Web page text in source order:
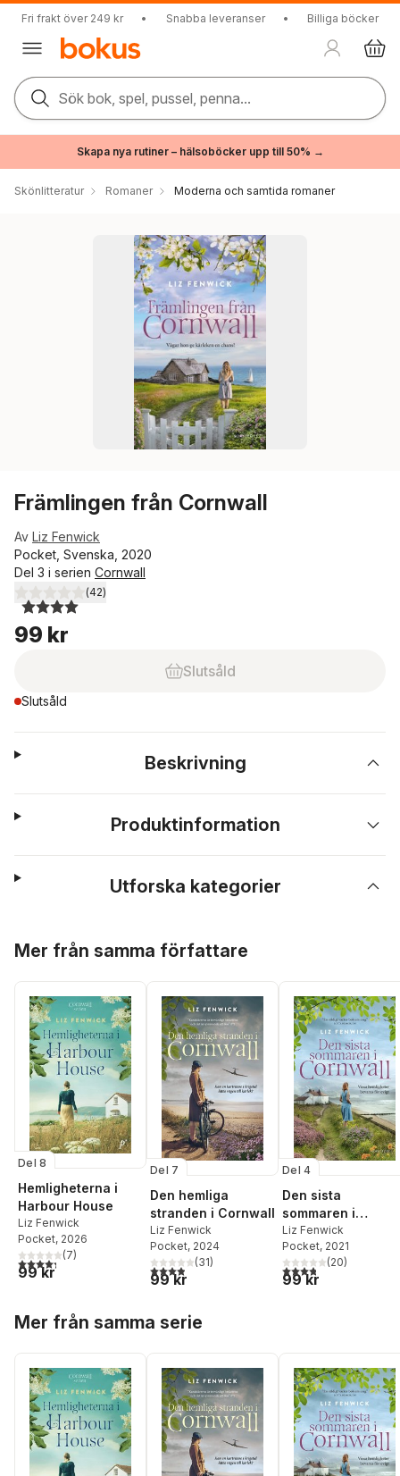
Fri frakt över 249 kr • Snabba leveranser • Billiga böcker
Sök bok, spel, pussel, penna...
Skapa nya rutiner – hälsoböcker upp till 50% →
Skönlitteratur Romaner Moderna och samtida romaner
Främlingen från Cornwall
Av Liz Fenwick
Pocket, Svenska, 2020
Del 3 i serien Cornwall
4,0utav 5 stjärnor. Totalt antal röster:
(42)
99 kr
Slutsåld
Slutsåld
Beskrivning
Produktinformation
Utforska kategorier
Mer från samma författare
Del 8
Hemligheterna i
Harbour House
Liz Fenwick
Pocket, 2026
4,3utav 5 stjärnor. Totalt antal röster:
(7)
99 kr
Del 7
Den hemliga
stranden i Cornwall
Liz Fenwick
Pocket, 2024
3,9utav 5 stjärnor. Totalt antal röster:
(31)
99 kr
Del 4
Den sista
sommaren i
Cornwall
Liz Fenwick
Pocket, 2021
3,8utav 5 stjärnor.
(20)
99 kr
Mer från samma serie